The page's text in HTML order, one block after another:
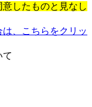
したものと見なし
、こちらをクリッ
て